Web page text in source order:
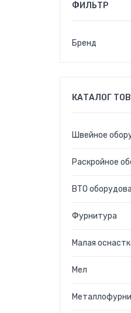
ФИЛЬТР
Бренд
КАТАЛОГ
Швейное
Раскройное
ВТО
Фурнитура
Малая
Мел